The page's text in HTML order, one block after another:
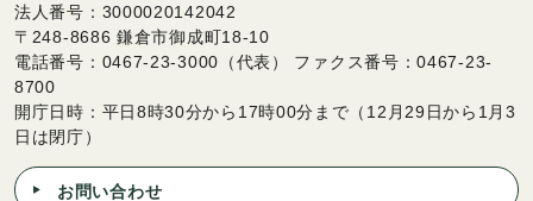
法人番号：3000020142042
〒248-8686 鎌倉市御成町18-10
電話番号：0467-23-3000（代表） ファクス番号：0467-23-
8700
開庁日時：平日8時30分から17時00分まで（12月29日から1月3
日は閉庁）
お問い合わせ